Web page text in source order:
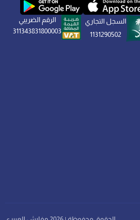
السجل التجاري
1131290502
الرقم الضريبي
311343831800003